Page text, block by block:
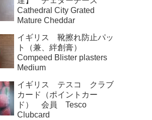
Cathedral City Grated
Mature Cheddar
イギリス 靴擦れ防止パッ
ト（兼、絆創膏）
Compeed Blister plasters
Medium
イギリス テスコ クラブ
カード（ポイントカー
ド） 会員 Tesco
Clubcard